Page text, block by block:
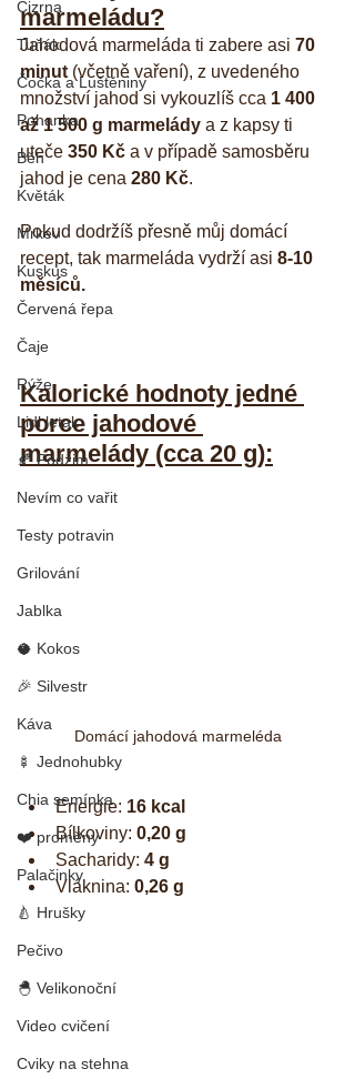
Cizrna
Tuňák
Čočka a Luštěniny
Pohanka
Běh
Květák
Mrkev
Kuskus
Červená řepa
Čaje
Rýže
Lidl letak
🍂 Podzim
Nevím co vařit
Testy potravin
Grilování
Jablka
🥥 Kokos
🎉 Silvestr
Káva
🍢 Jednohubky
Chia semínka
❤️ proměny
Palačinky
🍐 Hrušky
Pečivo
🐣 Velikonoční
Video cvičení
Cviky na stehna
marmeládu?
Jahodová marmeláda ti zabere asi 70
minut (včetně vaření), z uvedeného
množství jahod si vykouzlíš cca 1 400
až 1 500 g marmelády a z kapsy ti
uteče 350 Kč a v případě samosběru
jahod je cena 280 Kč.
Pokud dodržíš přesně můj domácí
recept, tak marmeláda vydrží asi 8-10
měsíců.
Kalorické hodnoty jedné
porce jahodové
marmelády (cca 20 g):
Domácí jahodová marmeléda
Energie: 16 kcal
Bílkoviny: 0,20 g
Sacharidy: 4 g
Vláknina: 0,26 g